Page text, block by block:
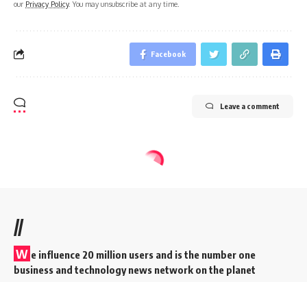
our Privacy Policy. You may unsubscribe at any time.
Facebook
Leave a comment
//
W e influence 20 million users and is the number one
business and technology news network on the planet